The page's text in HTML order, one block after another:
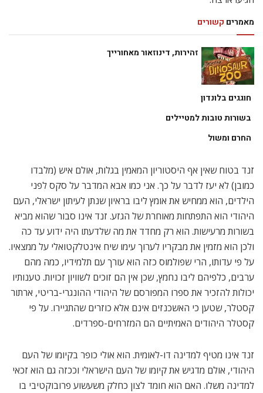
מאמרים קשורים
זהירות, דינוזאור מאחורייך
חוגגים בלונדון
בשורות טובות למטיילים
החרם ומשול
זנד בטוח שאין אף היסטוריון המאמין בגלות, אולם איש (מלבדו
כמובן) לא יעז לדבר על כך. אני כמו אבא המדבר על סקס לפני
הילדים, הוא ממחיש את אומץ ליבו בראיון שנתן לעיתון ישראלי, העם
היהודי הוא התפתחות מאוחרת של הגזע. זנד אינו סבור שהוא מביא
בשורות מרעישות. הוא רק מחדד את מה שלדעתו היה ידוע עד כה
ולכן הוא מזמין את מבקריו לערוך עימו שיח אינטלקטואלי על ממצאיו.
על פי עדותו, הרי שפולמוס כזה הוא עורך עם תלמידיו, כמה מהם
ערבים, כלפיהם ליבו נחמץ, שכן אין הם זוכים לשוויון זכויות. טענותיו
יכולות להזכיר את ספרו המפורסם של היהודי ההונגרי-בריטי, ארתור
קסטלר, שטען כי האשכנזים אינם אלא כוזרים שהתגיירו. על פי
קסטלר היהודים האמיתיים הם המזרחים-ספרדים.
זנד אינו מטיף למדינה דו-לאומית. הוא אולי כופר בקיומו של העם
היהודי, אולם מדגיש את קיומו של העם הישראלי וככזה גם הוא זכאי
למדינה משלו. האם הוא חומד לצון כחלק משעשוע פרובוקטיבי בו